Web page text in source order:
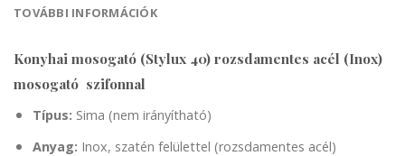
TOVÁBBI INFORMÁCIÓK
Konyhai mosogató (Stylux 40) rozsdamentes acél (Inox)
mosogató szifonnal
Típus: Sima (nem irányítható)
Anyag: Inox, szatén felülettel (rozsdamentes acél)